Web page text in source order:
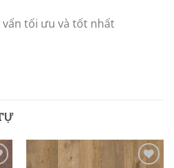
tối ưu và tốt nhất